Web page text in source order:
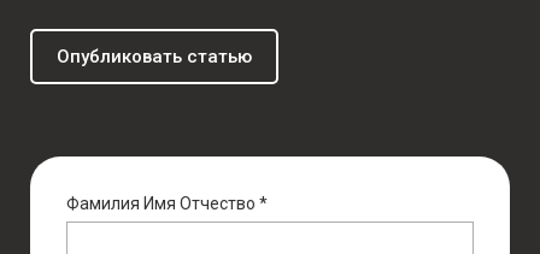
Опубликовать статью
Фамилия Имя Отчество *